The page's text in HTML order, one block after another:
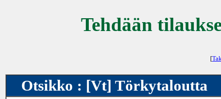
Tehdään
[
Otsikko : [Vt] Törkytaloutta